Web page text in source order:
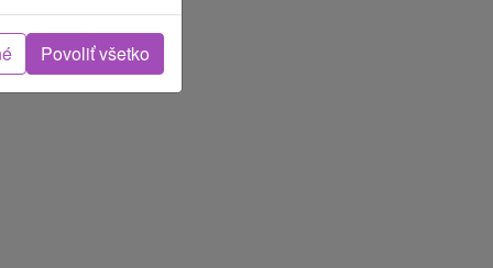
Povoliť všetko